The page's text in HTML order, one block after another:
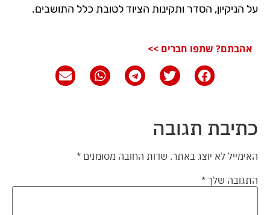
על הניקיון, הסדר ותקינות הציוד לטובת כלל התושבים.
אהבתם? שתפו חברים >>
כתיבת תגובה
האימייל לא יוצג באתר. שדות החובה מסומנים *
התגובה שלך *